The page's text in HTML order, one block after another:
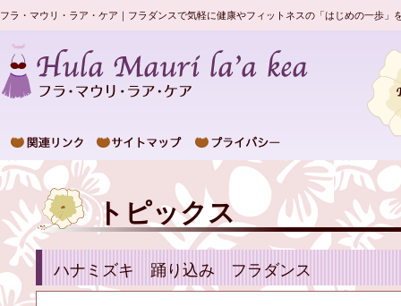
フラ・マウリ・ラア・ケア｜フラダンスで気軽に健康やフィットネスの「はじめの一歩
トピックス
ハナミズキ 踊り込み フラダンス